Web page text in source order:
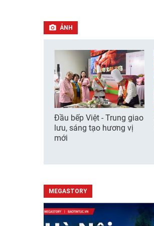
ẢNH
Đầu bếp Việt - Trung giao
lưu, sáng tạo hương vị
mới
MEGASTORY